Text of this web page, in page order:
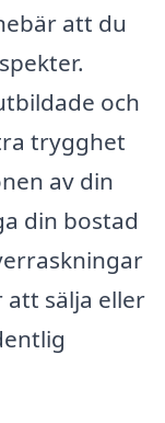
att du
och
trygghet
av din
din bostad
att sälja eller